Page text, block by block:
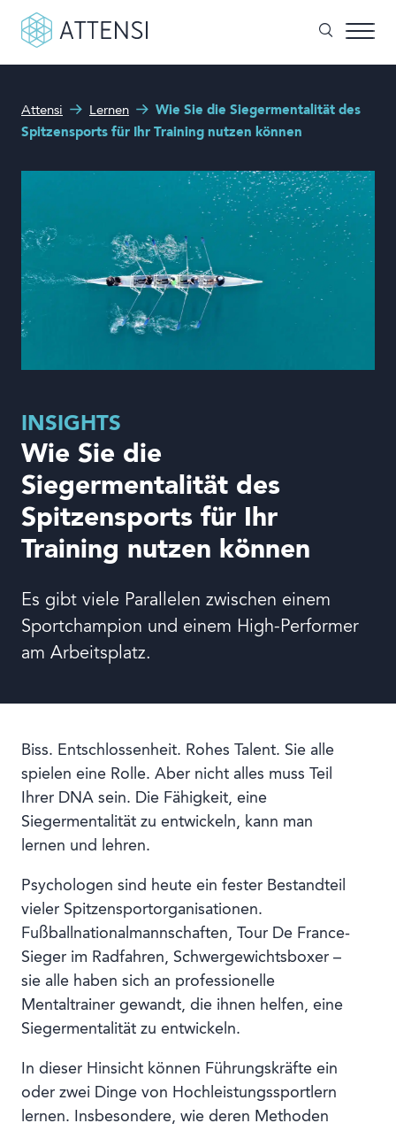
Spielbasiertes Training
Produkte und Lösungen
Über uns
Demo buchen
Sprache
Wie können wir Ihnen helfen?
Attensi Lernen
Wie Sie die Siegermentalität des
Spitzensports für Ihr Training nutzen können
INSIGHTS
Wie Sie die
Siegermentalität des
Spitzensports für Ihr
Training nutzen können
Es gibt viele Parallelen zwischen einem
Sportchampion und einem High-Performer
am Arbeitsplatz.
Biss. Entschlossenheit. Rohes Talent. Sie alle
spielen eine Rolle. Aber nicht alles muss Teil
Ihrer DNA sein. Die Fähigkeit, eine
Siegermentalität zu entwickeln, kann man
lernen und lehren.
Psychologen sind heute ein fester Bestandteil
vieler Spitzensportorganisationen.
Fußballnationalmannschaften, Tour De France-
Sieger im Radfahren, Schwergewichtsboxer –
sie alle haben sich an professionelle
Mentaltrainer gewandt, die ihnen helfen, eine
Siegermentalität zu entwickeln.
In dieser Hinsicht können Führungskräfte ein
oder zwei Dinge von Hochleistungssportlern
lernen. Insbesondere, wie deren Methoden